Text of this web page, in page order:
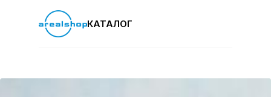
КАТАЛОГ